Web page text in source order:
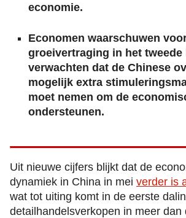
economie.
Economen waarschuwen
groeivertraging in het tweede
verwachten dat de Chinese
mogelijk extra
moet nemen om de
ondersteunen.
Uit nieuwe cijfers blijkt dat de
dynamiek in China in mei verder is
wat tot uiting komt in de eerste
detailhandelsverkopen in meer dan